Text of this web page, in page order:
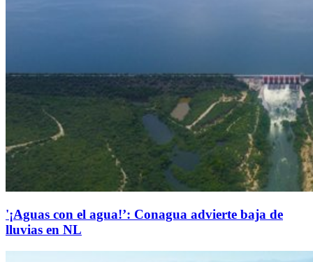
'¡Aguas con el agua!’: Conagua advierte baja de
lluvias en NL